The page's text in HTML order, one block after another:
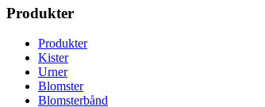
Produkter
Produkter
Kister
Urner
Blomster
Blomsterbånd